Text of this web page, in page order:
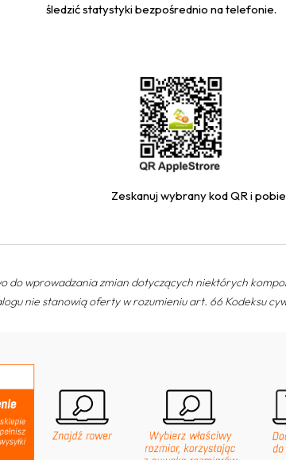
śledzić statystyki bezpośrednio na telefonie.
Zeskanuj wybrany kod QR i
do wprowadzania zmian dotyczących niektórych
nie stanowią oferty w rozumieniu art. 66 Kodeksu